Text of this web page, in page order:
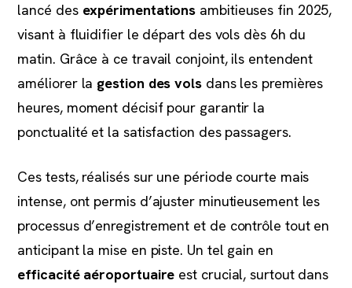
lancé des expérimentations ambitieuses fin 2025,
visant à fluidifier le départ des vols dès 6h du
matin. Grâce à ce travail conjoint, ils entendent
améliorer la gestion des volsdans les premières
heures, moment décisif pour garantir la
ponctualité et la satisfaction des passagers.
Ces tests, réalisés sur une période courte mais
intense, ont permis d’ajuster minutieusement les
processus d’enregistrement et de contrôle tout en
anticipant la mise en piste. Un tel gain en
efficacité aéroportuaire est crucial, surtout dans